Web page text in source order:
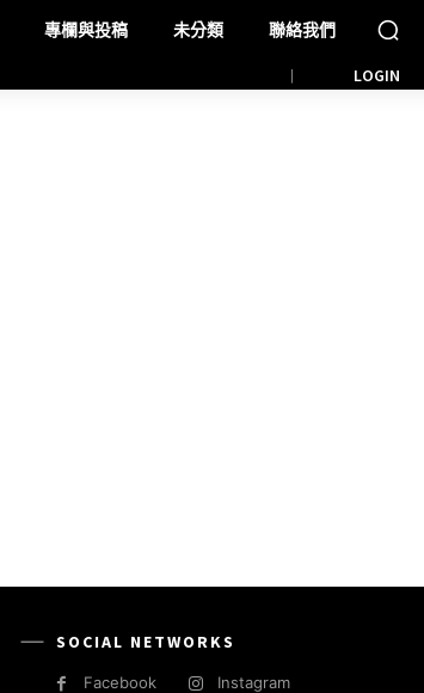
專欄與投稿 未分類 聯絡我們
LOGIN
SOCIAL NETWORKS
Facebook
Instagram